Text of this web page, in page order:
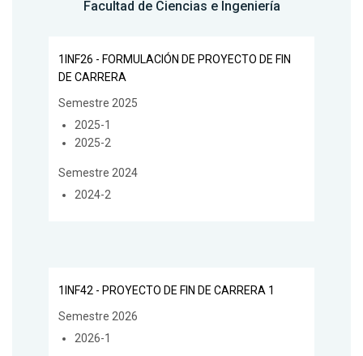
Facultad de Ciencias e Ingeniería
1INF26 - FORMULACIÓN DE PROYECTO DE FIN
DE CARRERA
Semestre 2025
2025-1
2025-2
Semestre 2024
2024-2
1INF42 - PROYECTO DE FIN DE CARRERA 1
Semestre 2026
2026-1